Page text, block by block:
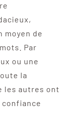
moyen de
Par
ou une
la
les autres ont